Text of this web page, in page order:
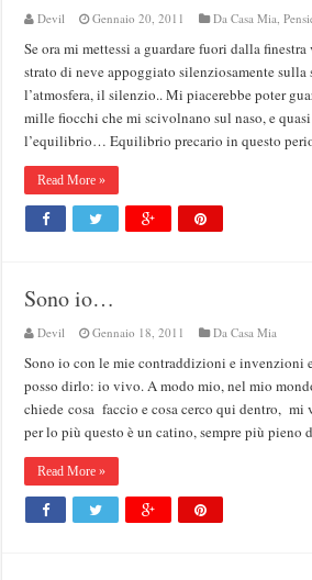
Devil Gennaio 20, 2011 Da Casa Mia,
Se ora mi mettessi a guardare fuori dalla
strato di neve appoggiato silenziosamente
l’atmosfera, il silenzio.. Mi piacerebbe poter
mille fiocchi che mi scivolnano sul naso, e
l’equilibrio… Equilibrio precario in questo
Read More »
Sono io…
Devil Gennaio 18, 2011 Da Casa Mia
Sono io con le mie contraddizioni e invenzioni
posso dirlo: io vivo. A modo mio, nel mio
chiede cosa faccio e cosa cerco qui dentro, mi
per lo più questo è un catino, sempre più pieno
Read More »